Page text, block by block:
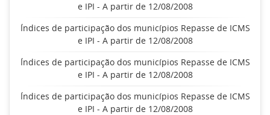
e IPI - A partir de 12/08/2008
Índices de participação dos municípios Repasse de ICMS
e IPI - A partir de 12/08/2008
Índices de participação dos municípios Repasse de ICMS
e IPI - A partir de 12/08/2008
Índices de participação dos municípios Repasse de ICMS
e IPI - A partir de 12/08/2008